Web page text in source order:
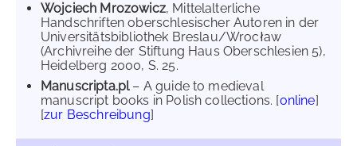
Wojciech Mrozowicz, Mittelalterliche
Handschriften oberschlesischer Autoren in der
Universitätsbibliothek Breslau/Wrocław
(Archivreihe der Stiftung Haus Oberschlesien 5),
Heidelberg 2000, S. 25.
Manuscripta.pl – A guide to medieval
manuscript books in Polish collections. [online]
[zur Beschreibung]